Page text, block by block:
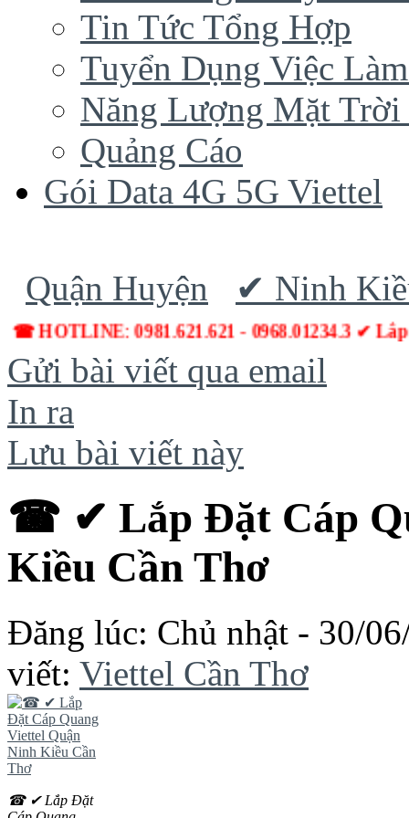
Tin Tức Tổng Hợp
Tuyển Dụng Việc
Năng Lượng Mặt
Quảng Cáo
Gói Data 4G 5G Viettel
Quận Huyện ✔ Ninh
☎ HOTLINE: 0981.621.621 - 0968.01234.3 ✔
Gửi bài viết qua email
In ra
Lưu bài viết này
☎ ✔‎ Lắp Đặt Cáp
Kiều Cần Thơ
Đăng lúc: Chủ nhật - 30/
viết: Viettel Cần Thơ
☎ ✔‎ Lắp Đặt